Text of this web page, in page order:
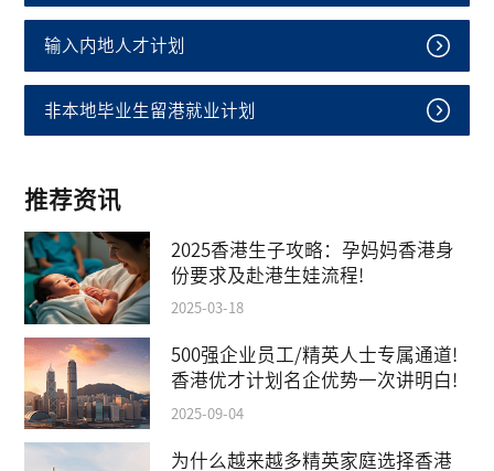
输入内地人才计划
非本地毕业生留港就业计划
推荐资讯
2025香港生子攻略：孕妈妈香港身
份要求及赴港生娃流程!
2025-03-18
500强企业员工/精英人士专属通道!
香港优才计划名企优势一次讲明白!
2025-09-04
为什么越来越多精英家庭选择香港